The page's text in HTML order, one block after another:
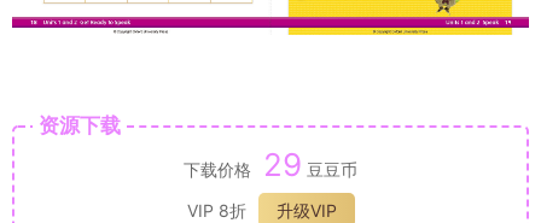
资源下载
下载价格 29 豆豆币
VIP 8折
升级VIP